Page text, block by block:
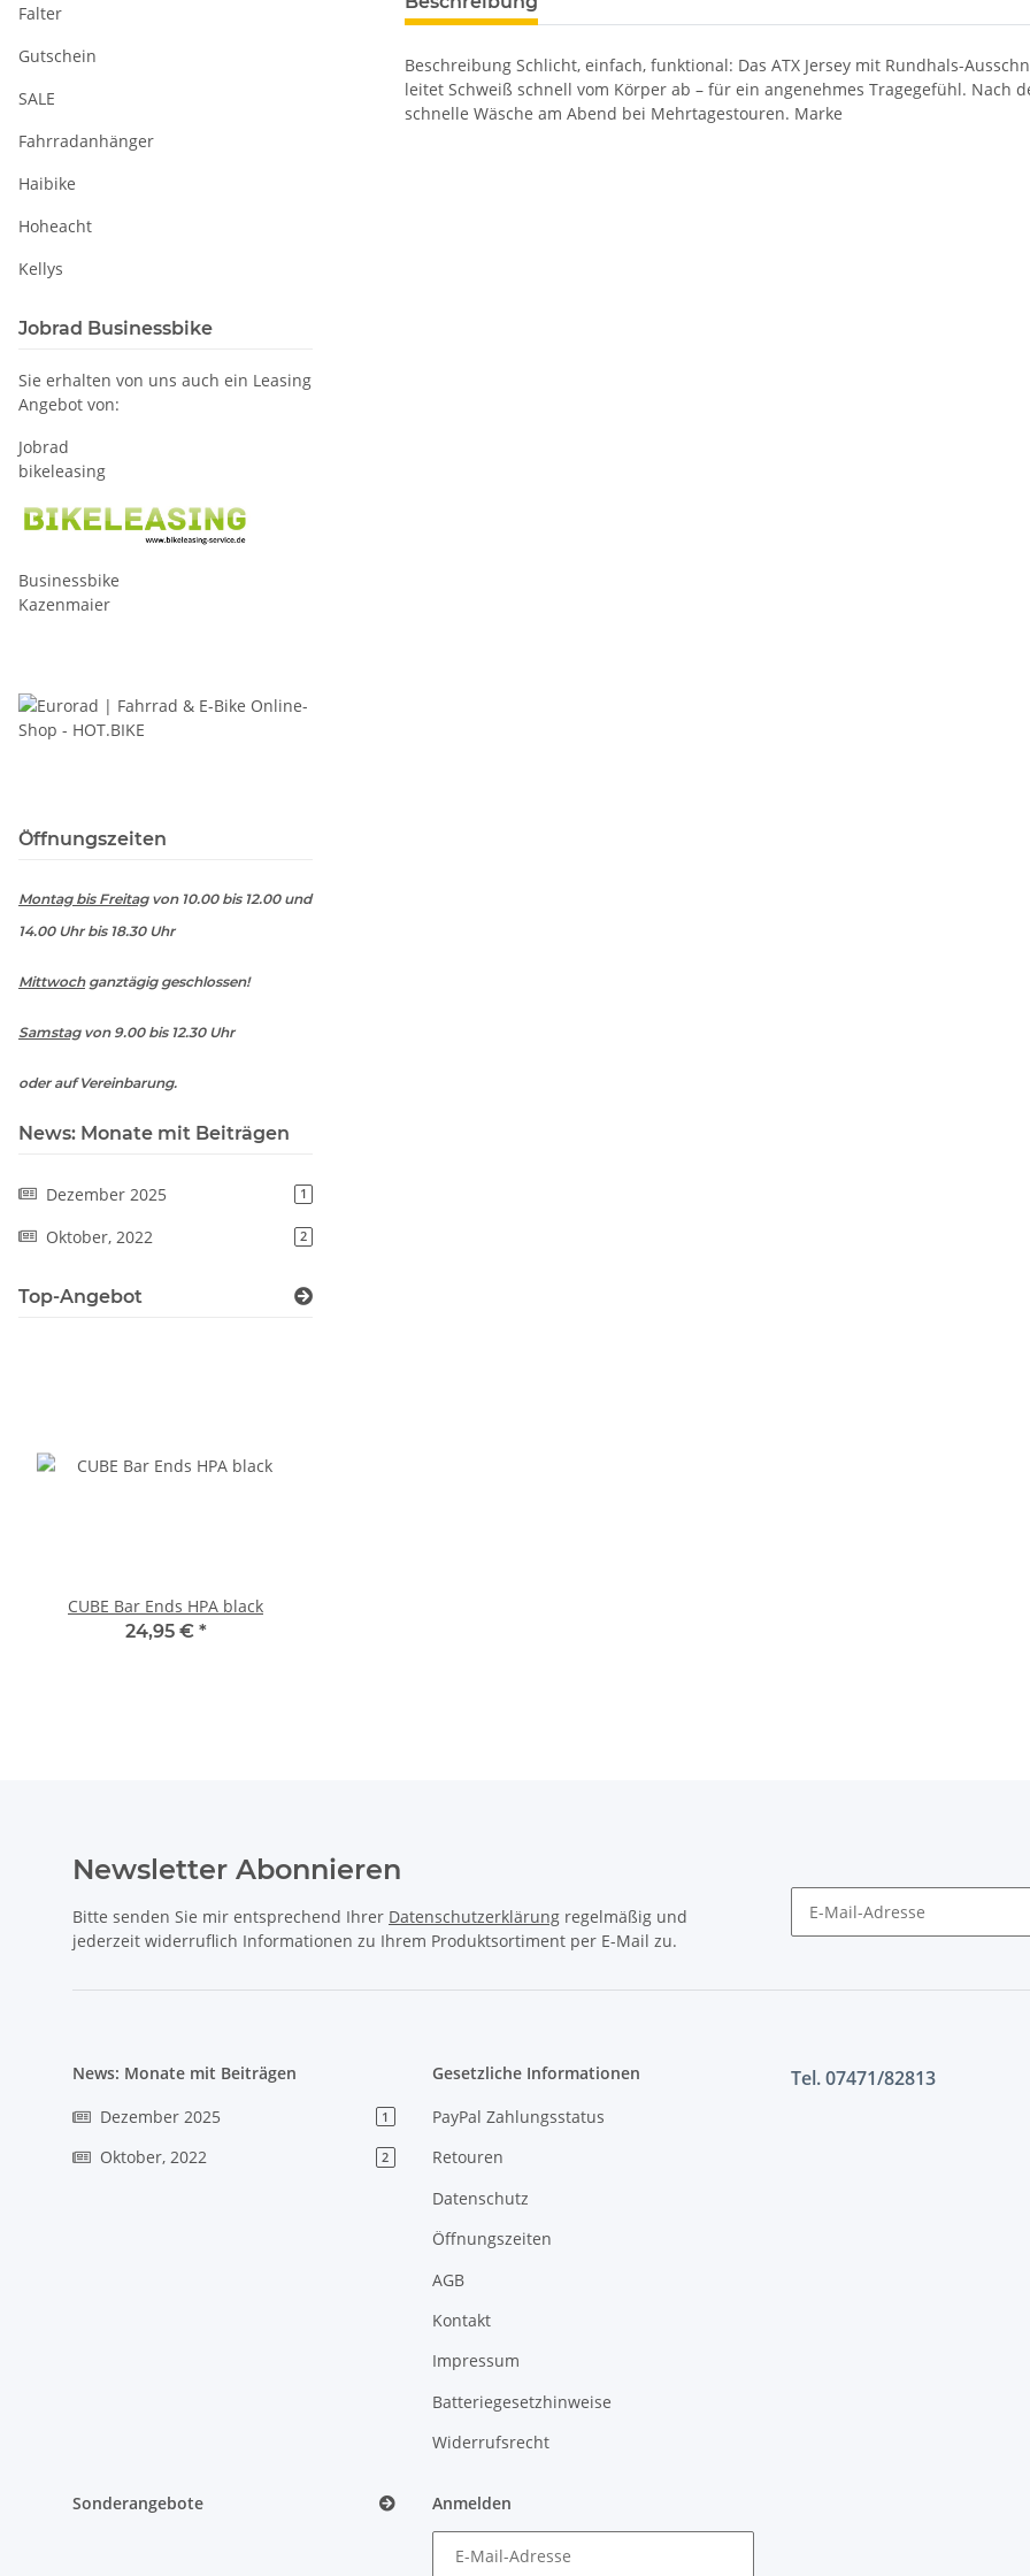
Beschreibung Schlicht, einfach, funktional: Das ATX Jersey mit Rundhals-
leitet Schweiß schnell vom Körper ab – für ein angenehmes Tragegefühl. Nach
schnelle Wäsche am Abend bei Mehrtagestouren. Marke
Falter
Gutschein
SALE
Fahrradanhänger
Haibike
Hoheacht
Kellys
Jobrad Businessbike
Sie erhalten von uns auch ein Leasing
Angebot von:
Jobrad
bikeleasing
Businessbike
Kazenmaier
Öffnungszeiten
Montag bis Freitagvon 10.00 bis 12.00 und
14.00 Uhr bis 18.30 Uhr
Mittwochganztägig geschlossen!
Samstagvon 9.00 bis 12.30 Uhr
oder auf Vereinbarung.
News: Monate mit Beiträgen
Dezember 2025 1
Oktober, 2022 2
Top-Angebot
CUBE Bar Ends HPA black
24,95 € *
Newsletter Abonnieren
Bitte senden Sie mir entsprechend Ihrer Datenschutzerklärung regelmäßig und
jederzeit widerruflich Informationen zu Ihrem Produktsortiment per E-Mail zu.
News: Monate mit Beiträgen
Dezember 2025 1
Oktober, 2022 2
Gesetzliche Informationen
PayPal Zahlungsstatus
Retouren
Datenschutz
Öffnungszeiten
AGB
Kontakt
Impressum
Batteriegesetzhinweise
Widerrufsrecht
Tel. 07471/82813
Sonderangebote Anmelden
E-Mail-Adresse